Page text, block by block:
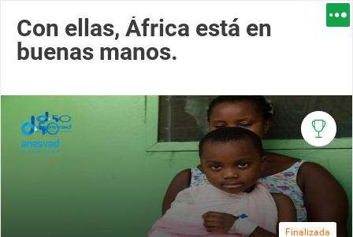
Con ellas, África está en
buenas manos.
Finalizada